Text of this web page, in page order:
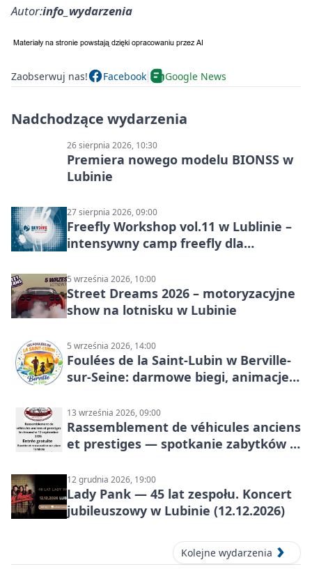
Autor:info_wydarzenia
Zaobserwuj nas! Facebook Google News
Nadchodzące wydarzenia
26 sierpnia 2026, 10:30
Premiera nowego modelu BIONSS w
Lubinie
27 sierpnia 2026, 09:00
Freefly Workshop vol.11 w Lublinie –
intensywny camp freefly dla
5 września 2026, 10:00
Street Dreams 2026 – motoryzacyjne
show na lotnisku w Lubinie
5 września 2026, 14:00
Foulées de la Saint-Lubin w Berville-
sur-Seine: darmowe biegi, animacje i
13 września 2026, 09:00
Rassemblement de véhicules anciens
et prestiges — spotkanie zabytków i
12 grudnia 2026, 19:00
Lady Pank — 45 lat zespołu. Koncert
jubileuszowy w Lubinie (12.12.2026)
Kolejne wydarzenia